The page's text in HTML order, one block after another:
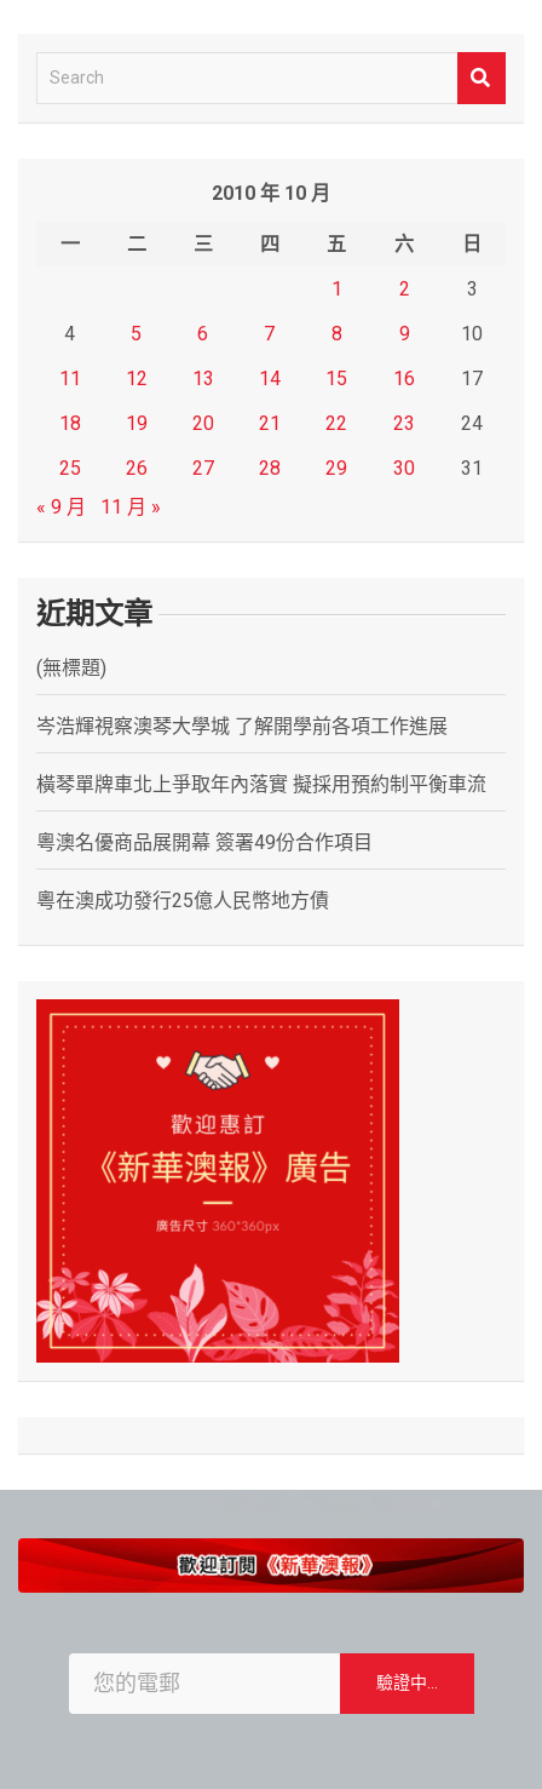
e
2010 年 10 月
一 二 三 四 五 六
日
1
2
3
4
5 6 7 8 9
10
11
12 13 14 15 16
17
18
19 20 21 22 23
24
25
26 27 28 29 30
31
« 9 月
11 月 »
近期文章
(無標題)
岑浩輝視察澳琴大學城 了解開學前各項工作進展
橫琴單牌車北上爭取年內落實 擬採用預約制平衡車流
粵澳名優商品展開幕 簽署49份合作項目
粵在澳成功發行25億人民幣地方債